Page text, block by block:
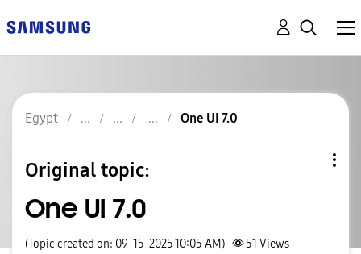
Egypt One UI 7.0
Original topic:
One UI 7.0
(Topic created on: 09-15-2025 10:05 AM) 51 Views